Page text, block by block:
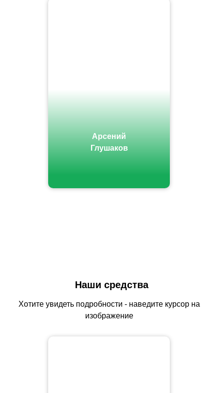
Арсений
Глушаков
Наши средства
Хотите увидеть подробности - наведите курсор на
изображение